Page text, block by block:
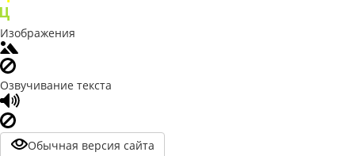
Изображения
Озвучивание текста
Обычная версия сайта